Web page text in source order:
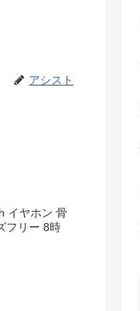
アシスト
イヤホン 骨
フリー 8時